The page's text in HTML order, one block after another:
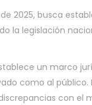
2025, busca
la legislación
un marco
como al público.
con el